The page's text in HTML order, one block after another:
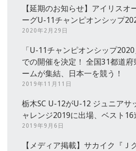
【延期のお知らせ】アイリスオ
ーグU-11チャンピオンシップ
2020年2月29日
「U-11チャンピオンシップ
での開催を決定！ 全国31都道
ームが集結、日本一を競う！
2019年11月11日
栃木SC U-12がU-12 ジュニアサ
ャレンジ2019に出場、ベスト16
2019年9月6日
【メディア掲載】サカイク『Ｊ